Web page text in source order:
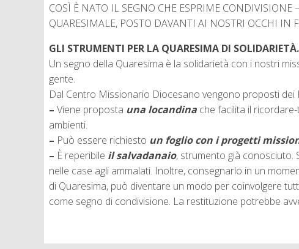
COSÌ È NATO IL SEGNO CHE ESPRIME
QUARESIMALE, POSTO DAVANTI AI NOSTRI OCCHI IN
GLI STRUMENTI PER LA QUARESIMA DI SOLIDARIETÀ.
Un segno della Quaresima è la solidarietà con i nostri
gente.
Dal Centro Missionario Diocesano vengono proposti dei
– Viene proposta una locandina che facilita il
ambienti.
– Può essere richiesto un foglio con i progetti
– È reperibile il salvadanaio, strumento già conosciuto.
nelle case agli ammalati. Inoltre, consegnarlo in un
di Quaresima, può diventare un modo per coinvolgere
come segno di condivisione. La restituzione potrebbe